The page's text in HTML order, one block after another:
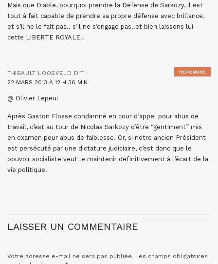
Mais que Diable, pourquoi prendre la Défense de Sarkozy, il est
tout à fait capable de prendre sa propre défense avec brillance,
et s’il ne le fait pas.. s’il ne s’engage pas..et bien laissons lui
cette LIBERTE ROYALE!!
THIBAULT LOOSVELD DIT :
22 MARS 2013 À 12 H 36 MIN
@ Olivier Lepeu:
Après Gaston Flosse condamné en cour d’appel pour abus de
travail, c’est au tour de Nicolas Sarkozy d’être “gentiment” mis
en examen pour abus de faiblesse. Or, si notre ancien Président
est persécuté par une dictature judiciaire, c’est donc que le
pouvoir socialiste veut le maintenir définitivement à l’écart de la
vie politique.
RÉPONDRE
LAISSER UN COMMENTAIRE
Votre adresse e-mail ne sera pas publiée. Les champs obligatoires